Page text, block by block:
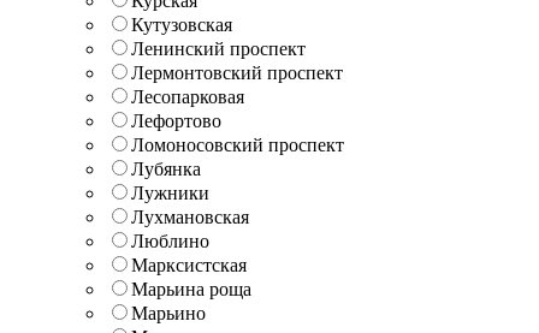
Кутузовская
Ленинский проспект
Лермонтовский проспект
Лесопарковая
Лефортово
Ломоносовский проспект
Лубянка
Лужники
Лухмановская
Люблино
Марксистская
Марьина роща
Марьино